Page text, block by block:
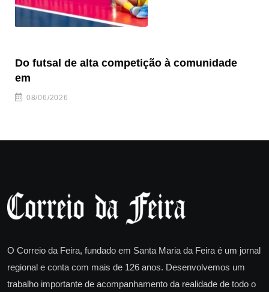
Do futsal de alta competição à comunidade
em
08/06/2026
O Correio da Feira, fundado em Santa Maria da Feira é um jornal
regional e conta com mais de 126 anos. Desenvolvemos um
trabalho importante de acompanhamento da realidade de todo o